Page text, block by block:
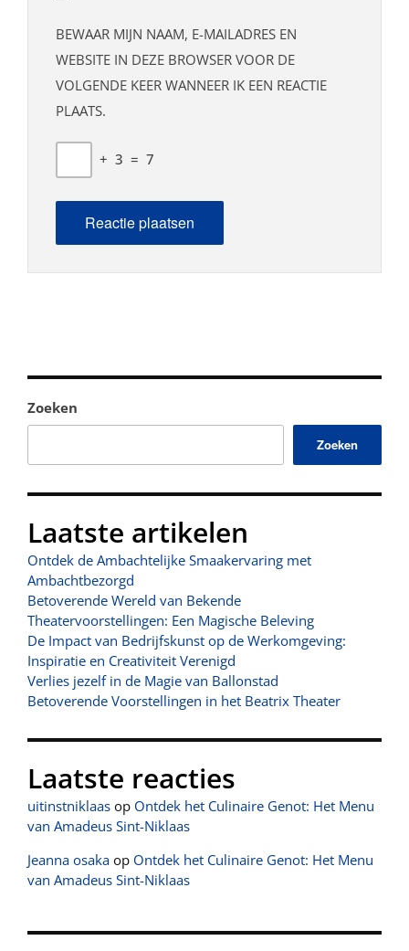
Zoeken
Zoeken
Laatste artikelen
Ontdek de Ambachtelijke Smaakervaring met
Ambachtbezorgd
Betoverende Wereld van Bekende
Theatervoorstellingen: Een Magische Beleving
De Impact van Bedrijfskunst op de Werkomgeving:
Inspiratie en Creativiteit Verenigd
Verlies jezelf in de Magie van Ballonstad
Betoverende Voorstellingen in het Beatrix Theater
Laatste reacties
uitinstniklaas op Ontdek het Culinaire Genot: Het Menu
van Amadeus Sint-Niklaas
Jeanna osaka op Ontdek het Culinaire Genot: Het Menu
van Amadeus Sint-Niklaas
BEWAAR MIJN NAAM, E-MAILADRES EN
WEBSITE IN DEZE BROWSER VOOR DE
VOLGENDE KEER WANNEER IK EEN REACTIE
PLAATS.
+ 3 = 7